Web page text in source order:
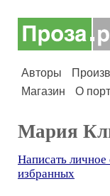
Авторы
Магазин
О
Мария
Написать
избранных